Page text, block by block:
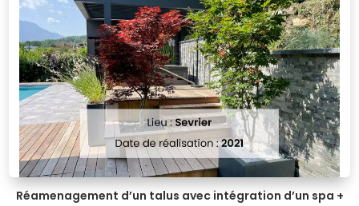
Réamenagement d’un talus avec intégration d’un spa +